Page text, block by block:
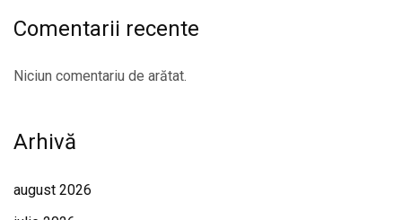
Comentarii recente
Niciun comentariu de arătat.
Arhivă
august 2026